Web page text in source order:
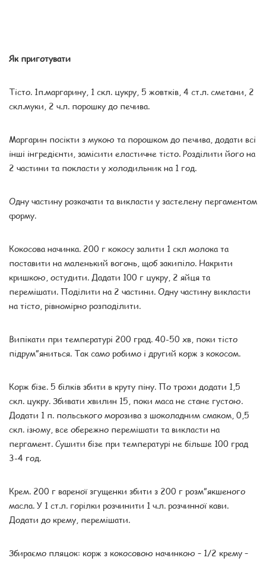
Як приготувати
Тісто. 1п.маргарину, 1 скл. цукру, 5 жовтків, 4 ст.л. сметани, 2
скл.муки, 2 ч.л. порошку до печива.
Маргарин посікти з мукою та порошком до печива, додати всі
інші інгредієнти, замісити еластичне тісто. Розділити його на
2 частини та покласти у холодильник на 1 год.
Одну частину розкачати та викласти у застелену пергаментом
форму.
Кокосова начинка. 200 г кокосу залити 1 скл молока та
поставити на маленький вогонь, щоб закипіло. Накрити
кришкою, остудити. Дадати 100 г цукру, 2 яйця та
перемішати. Поділити на 2 частини. Одну частину викласти
на тісто, рівномірно розподілити.
Випікати при температурі 200 град. 40-50 хв, поки тісто
підрум”яниться. Так само робимо і другий корж з кокосом.
Корж бізе. 5 білків збити в круту піну. По трохи додати 1,5
скл. цукру. Збивати хвилин 15, поки маса не стане густою.
Додати 1 п. польського морозива з шоколадним смаком, 0,5
скл. ізюму, все обережно перемішати та викласти на
пергамент. Сушити бізе при температурі не більше 100 град
3-4 год.
Крем. 200 г вареної згущенки збити з 200 г розм”якшеного
масла. У 1 ст.л. горілки розчинити 1 ч.л. розчинної кави.
Додати до крему, перемішати.
Збираємо пляцок: корж з кокосовою начинкою – 1/2 крему –